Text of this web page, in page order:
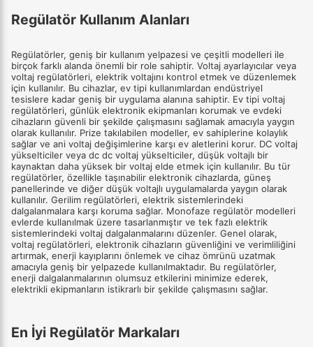
Regülatör Kullanım Alanları
Regülatörler, geniş bir kullanım yelpazesi ve çeşitli modelleri ile
birçok farklı alanda önemli bir role sahiptir. Voltaj ayarlayıcılar veya
voltaj regülatörleri, elektrik voltajını kontrol etmek ve düzenlemek
için kullanılır. Bu cihazlar, ev tipi kullanımlardan endüstriyel
tesislere kadar geniş bir uygulama alanına sahiptir. Ev tipi voltaj
regülatörleri, günlük elektronik ekipmanları korumak ve evdeki
cihazların güvenli bir şekilde çalışmasını sağlamak amacıyla yaygın
olarak kullanılır. Prize takılabilen modeller, ev sahiplerine kolaylık
sağlar ve ani voltaj değişimlerine karşı ev aletlerini korur. DC voltaj
yükselticiler veya dc dc voltaj yükselticiler, düşük voltajlı bir
kaynaktan daha yüksek bir voltaj elde etmek için kullanılır. Bu tür
regülatörler, özellikle taşınabilir elektronik cihazlarda, güneş
panellerinde ve diğer düşük voltajlı uygulamalarda yaygın olarak
kullanılır. Gerilim regülatörleri, elektrik sistemlerindeki
dalgalanmalara karşı koruma sağlar. Monofaze regülatör modelleri
evlerde kullanılmak üzere tasarlanmıştır ve tek fazlı elektrik
sistemlerindeki voltaj dalgalanmalarını düzenler. Genel olarak,
voltaj regülatörleri, elektronik cihazların güvenliğini ve verimliliğini
artırmak, enerji kayıplarını önlemek ve cihaz ömrünü uzatmak
amacıyla geniş bir yelpazede kullanılmaktadır. Bu regülatörler,
enerji dalgalanmalarının olumsuz etkilerini minimize ederek,
elektrikli ekipmanların istikrarlı bir şekilde çalışmasını sağlar.
En İyi Regülatör Markaları